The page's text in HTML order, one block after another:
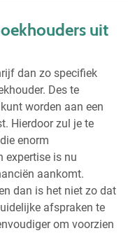
uit
dan zo specifiek
Des te
worden aan een
Hierdoor zul je te
enorm
expertise is nu
aankomt.
dan is het niet zo dat
afspraken te
om voorzien